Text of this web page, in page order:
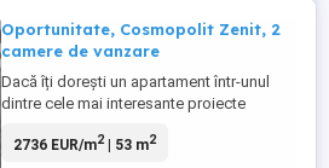
Oportunitate, Cosmopolit Zenit, 2
camere de vanzare
Dacă îți dorești un apartament într-unul
dintre cele mai interesante proiecte
Răcădău, aceasta poate fi oportunitatea
2736 EUR/m2| 53 m2